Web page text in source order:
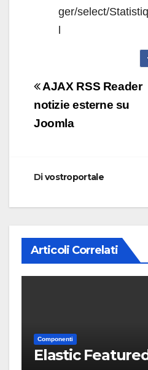
ger/select/
Navigazione
articoli
AJAX RSS Reader
notizie esterne su
Joomla
Divostroportale
Articoli Correlati
Componenti
Elastic